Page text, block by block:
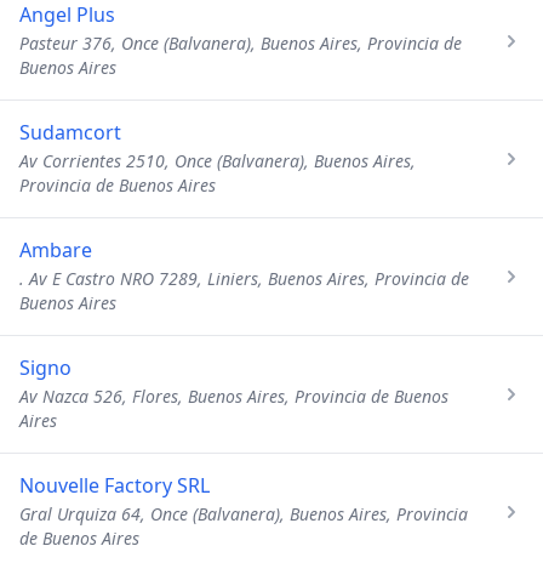
Angel Plus
Pasteur 376, Once (Balvanera), Buenos Aires, Provincia de
Buenos Aires
Sudamcort
Av Corrientes 2510, Once (Balvanera), Buenos Aires,
Provincia de Buenos Aires
Ambare
. Av E Castro NRO 7289, Liniers, Buenos Aires, Provincia de
Buenos Aires
Signo
Av Nazca 526, Flores, Buenos Aires, Provincia de Buenos
Aires
Nouvelle Factory SRL
Gral Urquiza 64, Once (Balvanera), Buenos Aires, Provincia
de Buenos Aires